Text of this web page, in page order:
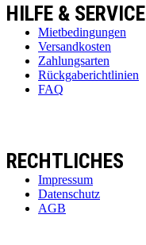
HILFE & SERVICE
Mietbedingungen
Versandkosten
Zahlungsarten
Rückgaberichtlinien
FAQ
RECHTLICHES
Impressum
Datenschutz
AGB